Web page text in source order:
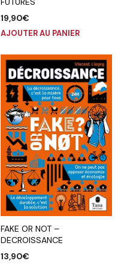
19,90€
AJOUTER AU PANIER
FAKE OR NOT –
DECROISSANCE
13,90€